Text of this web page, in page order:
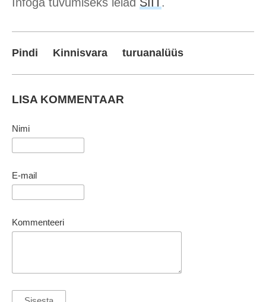
Pindi Kinnisvara turuanalüüs
LISA KOMMENTAAR
Nimi
E-mail
Kommenteeri